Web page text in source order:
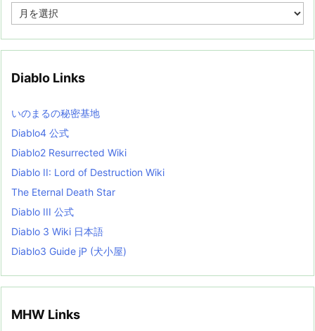
e
i
s
t
Diablo Links
いのまるの秘密基地
Diablo4 公式
Diablo2 Resurrected Wiki
Diablo II: Lord of Destruction Wiki
The Eternal Death Star
Diablo III 公式
Diablo 3 Wiki 日本語
Diablo3 Guide jP (犬小屋)
MHW Links